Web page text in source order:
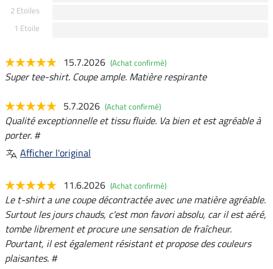
2 Etoiles
1 Etoile
15.7.2026 (Achat confirmé)
Super tee-shirt. Coupe ample. Matière respirante
5.7.2026 (Achat confirmé)
Qualité exceptionnelle et tissu fluide. Va bien et est agréable à
porter. #
Afficher l'original
11.6.2026 (Achat confirmé)
Le t-shirt a une coupe décontractée avec une matière agréable.
Surtout les jours chauds, c'est mon favori absolu, car il est aéré,
tombe librement et procure une sensation de fraîcheur.
Pourtant, il est également résistant et propose des couleurs
plaisantes. #